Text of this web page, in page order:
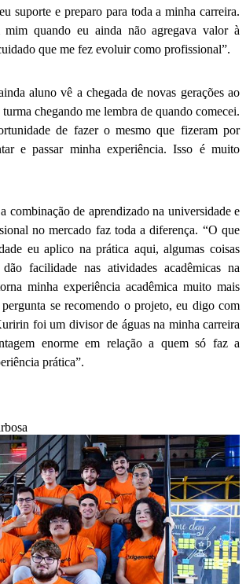
suporte e preparo para toda a minha carreira.
mim quando eu ainda não agregava valor à
que me fez evoluir como profissional”.
aluno vê a chegada de novas gerações ao
chegando me lembra de quando comecei.
de fazer o mesmo que fizeram por
e passar minha experiência. Isso é muito
combinação de aprendizado na universidade e
no mercado faz toda a diferença. “O que
eu aplico na prática aqui, algumas coisas
facilidade nas atividades acadêmicas na
minha experiência acadêmica muito mais
se recomendo o projeto, eu digo com
foi um divisor de águas na minha carreira
enorme em relação a quem só faz a
prática”.